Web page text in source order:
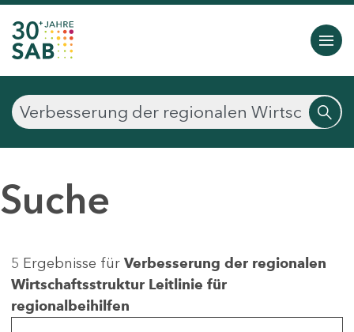
Suche
5 Ergebnisse für Verbesserung der regionalen
Wirtschaftsstruktur Leitlinie für
regionalbeihilfen